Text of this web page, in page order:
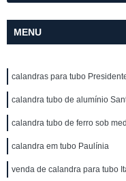
MENU
calandras para tubo
calandra tubo de alumínio
calandra tubo de ferro sob
calandra em tubo Paulínia
venda de calandra para tubo